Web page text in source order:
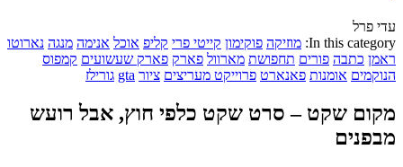
עדי פרל
In this category: מוזיקה פוקימון קייטי פרי קליפ אוכל אנימה מנגה נארוטו
ראמן כתבה פורים תחפושת מארוול פארק פארק שעשועים קמפוס
הנוקמים אומנות פאנארט פרוייקט מעריצים ציור gta גורילז
מקום שקט – סרט שקט כלפי חוץ, אבל רועש
מבפנים